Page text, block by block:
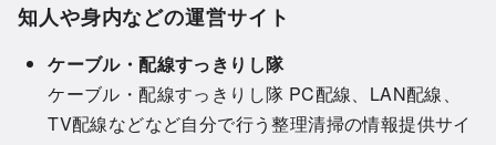
知人や身内などの運営サイト
ケーブル・配線すっきりし隊
ケーブル・配線すっきりし隊 PC配線、LAN配線、
TV配線などなど自分で行う整理清掃の情報提供サイ